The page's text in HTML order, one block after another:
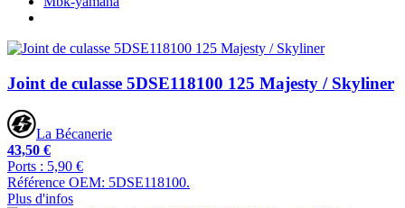
Joint de culasse 5DSE118100 125 Majesty / Skyliner
La Bécanerie
43,50 €
Ports : 5,90 €
Référence OEM: 5DSE118100.
Plus d'infos